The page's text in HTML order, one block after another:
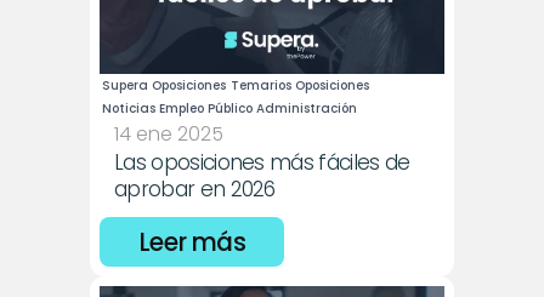
Supera Oposiciones Temarios Oposiciones
Noticias Empleo Público Administración
14 ene 2025
Las oposiciones más fáciles de
aprobar en 2026
Leer más